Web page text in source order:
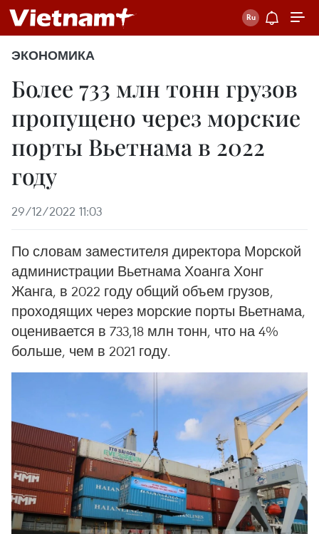
ЭКОНОМИКА
Более 733 млн тонн грузов
пропущено через морские
порты Вьетнама в 2022
году
29/12/2022 11:03
По словам заместителя директора Морской
администрации Вьетнама Хоанга Хонг
Жанга, в 2022 году общий объем грузов,
проходящих через морские порты Вьетнама,
оценивается в 733,18 млн тонн, что на 4%
больше, чем в 2021 году.